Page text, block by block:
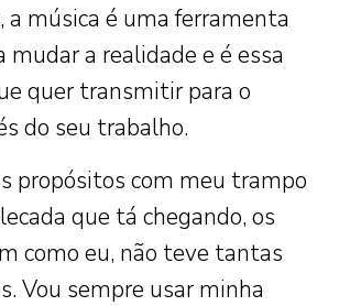
a música é uma ferramenta
mudar a realidade e é essa
quer transmitir para o
do seu trabalho.
propósitos com meu trampo
que tá chegando, os
como eu, não teve tantas
Vou sempre usar minha